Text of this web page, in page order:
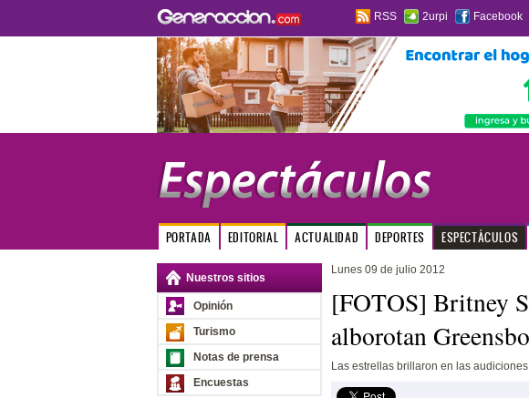
RSS 2urpi Facebook
PORTADA EDITORIAL ACTUALIDAD DEPORTES ESPECTÁCULOS
Nuestros sitios
Opinión
Turismo
Notas de prensa
Encuestas
Lunes 09 de julio 2012
[FOTOS] Britney
alborotan
Las estrellas brillaron en las